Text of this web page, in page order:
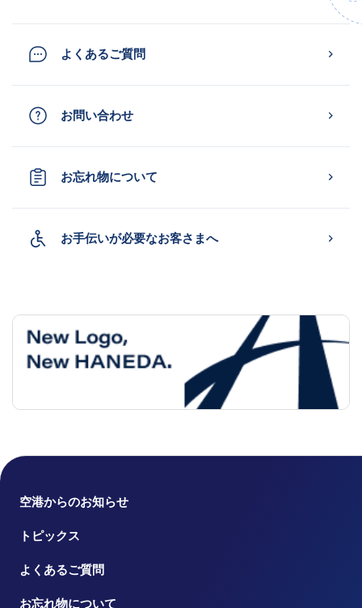
よくあるご質問
お問い合わせ
お忘れ物について
お手伝いが必要なお客さまへ
空港からのお知らせ
トピックス
よくあるご質問
お忘れ物について